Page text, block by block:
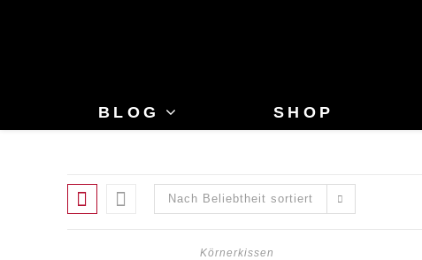
BLOG SHOP
Nach Beliebtheit sortiert
Körnerkissen